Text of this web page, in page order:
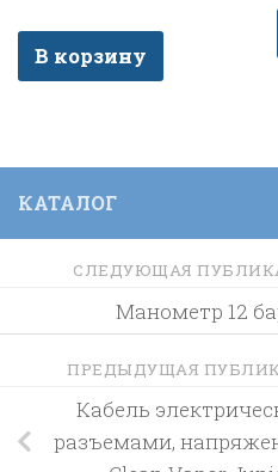
В корзину
КАТАЛОГ
СЛЕДУЮЩАЯ
Манометр 12
ПРЕДЫДУЩАЯ
Кабель
разъемами,